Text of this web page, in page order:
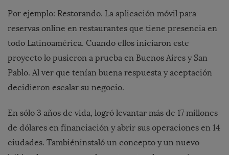
Por ejemplo: Restorando. La aplicación móvil para
reservas online en restaurantes que tiene presencia en
todo Latinoamérica. Cuando ellos iniciaron este
proyecto lo pusieron a prueba en Buenos Aires y San
Pablo. Al ver que tenían buena respuesta y aceptación
decidieron escalar su negocio.
En sólo 3 años de vida, logró levantar más de 17 millones
de dólares en financiación y abrir sus operaciones en 14
ciudades. Tambiéninstaló un concepto y un nuevo